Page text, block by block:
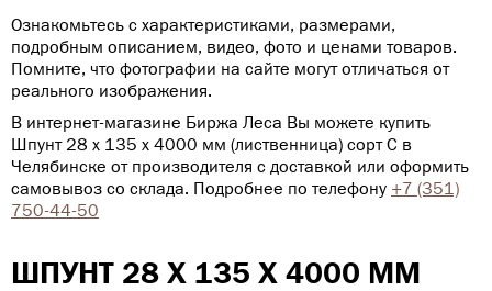
Ознакомьтесь с характеристиками, размерами,
подробным описанием, видео, фото и ценами товаров.
Помните, что фотографии на сайте могут отличаться от
реального изображения.
В интернет-магазине Биржа Леса Вы можете купить
Шпунт 28 х 135 х 4000 мм (лиственница) сорт С в
Челябинске от производителя с доставкой или оформить
самовывоз со склада. Подробнее по телефону +7 (351)
750-44-50
ШПУНТ 28 Х 135 Х 4000 ММ